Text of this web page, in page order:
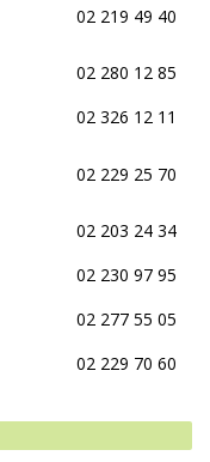
02 219 49 40
02 280 12 85
02 326 12 11
02 229 25 70
02 203 24 34
02 230 97 95
02 277 55 05
02 229 70 60